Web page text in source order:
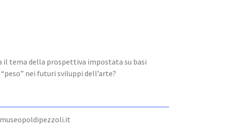
il tema della prospettiva impostata su basi
nei futuri sviluppi dell’arte?